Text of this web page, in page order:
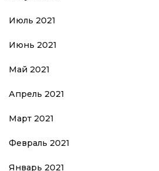
Июль 2021
Июнь 2021
Май 2021
Апрель 2021
Март 2021
Февраль 2021
Январь 2021